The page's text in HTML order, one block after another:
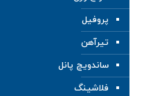
پروفیل
تیرآهن
ساندویچ پانل
فلاشینگ